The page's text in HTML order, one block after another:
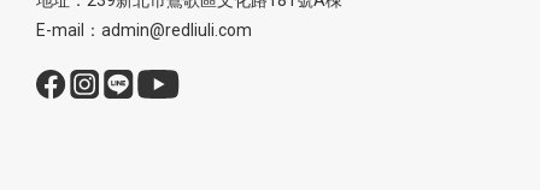
E-mail：admin@redliuli.com